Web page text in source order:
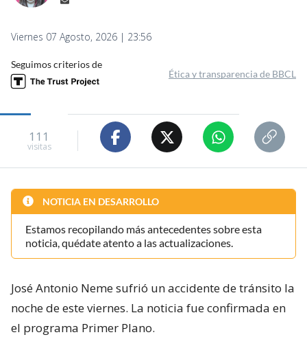
Viernes 07 Agosto, 2026 | 23:56
Seguimos criterios de
Ética y transparencia de BBCL
111
visitas
NOTICIA EN DESARROLLO
Estamos recopilando más antecedentes sobre esta
noticia, quédate atento a las actualizaciones.
José Antonio Neme sufrió un accidente de tránsito la
noche de este viernes. La noticia fue confirmada en
el programa Primer Plano.